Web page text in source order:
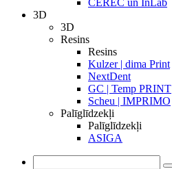
CEREC un InLab
3D
3D
Resins
Resins
Kulzer | dima Print
NextDent
GC | Temp PRINT
Scheu | IMPRIMO
Palīglīdzekļi
Palīglīdzekļi
ASIGA